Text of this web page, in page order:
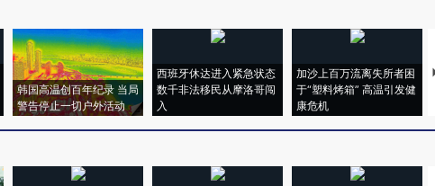
韩国高温创百年纪录 当局
警告停止一切户外活动
西班牙休达进入紧急状态
数千非法移民从摩洛哥闯
入
加沙上百万流离失所者困
于“塑料烤箱” 高温引发健
康危机